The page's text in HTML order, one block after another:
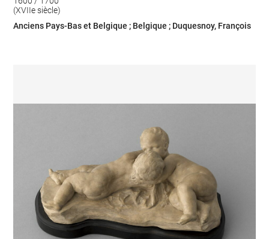
(XVIIe siècle)
Anciens Pays-Bas et Belgique ; Belgique ; Duquesnoy, François